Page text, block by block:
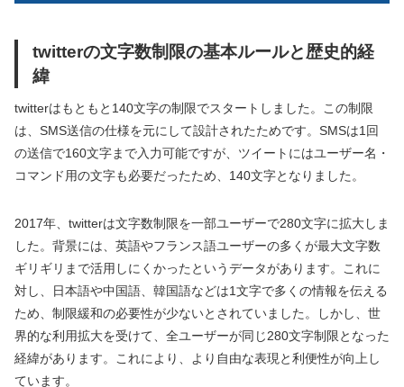
twitterの文字数制限の基本ルールと歴史的経
緯
twitterはもともと140文字の制限でスタートしました。この制限
は、SMS送信の仕様を元にして設計されたためです。SMSは1回
の送信で160文字まで入力可能ですが、ツイートにはユーザー名・
コマンド用の文字も必要だったため、140文字となりました。
2017年、twitterは文字数制限を一部ユーザーで280文字に拡大しま
した。背景には、英語やフランス語ユーザーの多くが最大文字数
ギリギリまで活用しにくかったというデータがあります。これに
対し、日本語や中国語、韓国語などは1文字で多くの情報を伝える
ため、制限緩和の必要性が少ないとされていました。しかし、世
界的な利用拡大を受けて、全ユーザーが同じ280文字制限となった
経緯があります。これにより、より自由な表現と利便性が向上し
ています。